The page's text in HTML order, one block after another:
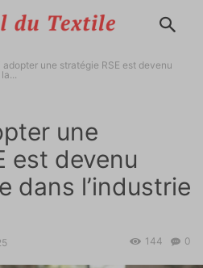
adopter une stratégie RSE est devenu
une
est devenu
dans l’industrie
0
144